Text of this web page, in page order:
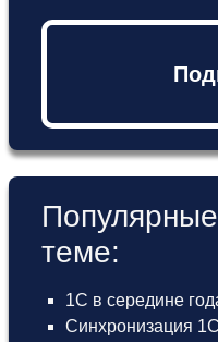
теме:
1С в середине
Синхронизация